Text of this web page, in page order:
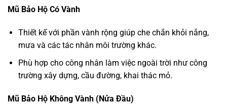
Mũ Bảo Hộ Có Vành
Thiết kế với phần vành rộng giúp che chắn khỏi nắng,
mưa và các tác nhân môi trường khác.
Phù hợp cho công nhân làm việc ngoài trời như công
trường xây dựng, cầu đường, khai thác mỏ.
Mũ Bảo Hộ Không Vành (Nửa Đầu)